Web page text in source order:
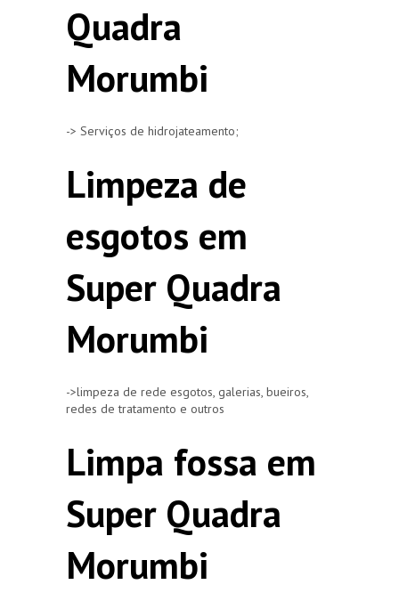
Quadra
Morumbi
-> Serviços de hidrojateamento;
Limpeza de
esgotos em
Super Quadra
Morumbi
->limpeza de rede esgotos, galerias, bueiros,
redes de tratamento e outros
Limpa fossa em
Super Quadra
Morumbi